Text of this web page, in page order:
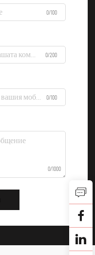
0/100
0/200
0/100
0/1000